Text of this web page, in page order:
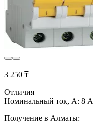
3 250 ₸
Отличия
Номинальный ток, А: 8 А
Получение в Алматы: